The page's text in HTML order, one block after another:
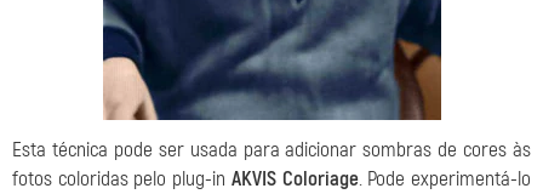
Esta técnica pode ser usada para adicionar sombras de cores às
fotos coloridas pelo plug-in AKVIS Coloriage. Pode experimentá-lo